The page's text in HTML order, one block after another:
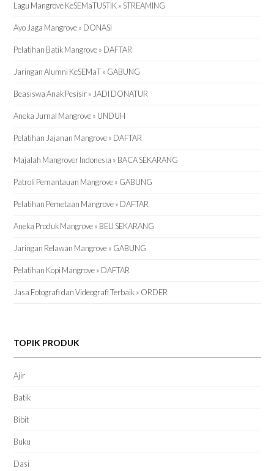
Lagu Mangrove KeSEMaTUSTIK » STREAMING
Ayo Jaga Mangrove » DONASI
Pelatihan Batik Mangrove » DAFTAR
Jaringan Alumni KeSEMaT » GABUNG
Beasiswa Anak Pesisir » JADI DONATUR
Aneka Jurnal Mangrove » UNDUH
Pelatihan Jajanan Mangrove » DAFTAR
Majalah Mangrover Indonesia » BACA SEKARANG
Patroli Pemantauan Mangrove » GABUNG
Pelatihan Pemetaan Mangrove » DAFTAR
Aneka Produk Mangrove » BELI SEKARANG
Jaringan Relawan Mangrove » GABUNG
Pelatihan Kopi Mangrove » DAFTAR
Jasa Fotografi dan Videografi Terbaik » ORDER
TOPIK PRODUK
Ajir
Batik
Bibit
Buku
Dasi